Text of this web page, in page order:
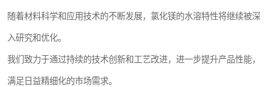
随着材料科学和应用技术的不断发展，氯化镁的水溶特性将继续被深
入研究和优化。
我们致力于通过持续的技术创新和工艺改进，进一步提升产品性能，
满足日益精细化的市场需求。